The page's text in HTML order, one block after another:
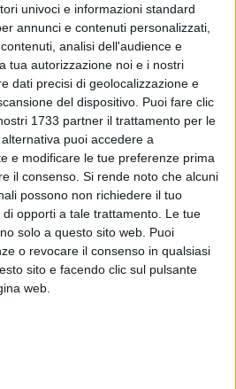
univoci e informazioni standard
annunci e contenuti personalizzati,
analisi dell'audience e
tua autorizzazione noi e i nostri
dati precisi di geolocalizzazione e
del dispositivo. Puoi fare clic
1733 partner il trattamento per le
puoi accedere a
e modificare le tue preferenze prima
il consenso. Si rende noto che alcuni
possono non richiedere il tuo
opporti a tale trattamento. Le tue
solo a questo sito web. Puoi
o revocare il consenso in qualsiasi
sito e facendo clic sul pulsante
web.
Lche a partire da oggi, 1 aprile,
rispetteranno questo calendario:
sabato dalle ore 8.00 alle ore
al sabato dalle ore 8.00 alle ore
e sabato dalle ore 8.00 alle
al sabato dalle ore 8.00 alle ore
e il sabato dalle ore 8.00 alle ore
che va dai 5 agli 11 anni